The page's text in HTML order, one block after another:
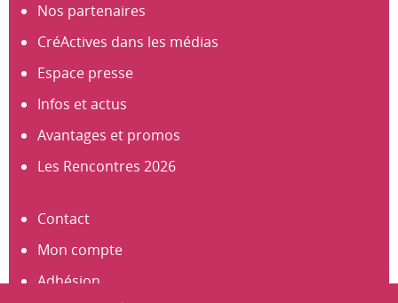
Nos partenaires
CréActives dans les médias
Espace presse
Infos et actus
Avantages et promos
Les Rencontres 2026
Contact
Mon compte
Adhésion